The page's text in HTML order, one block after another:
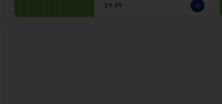
$9.99